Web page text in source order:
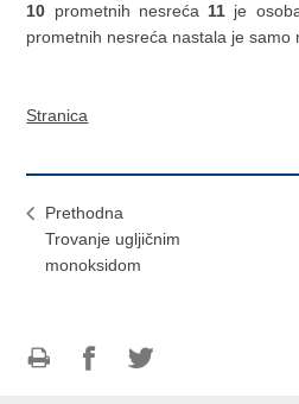
10 prometnih nesreća 11 je
prometnih nesreća nastala je samo
Stranica
Prethodna
Trovanje ugljičnim
monoksidom